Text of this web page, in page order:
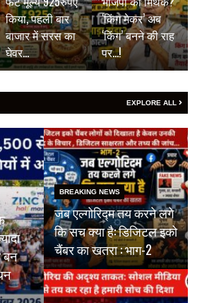
किया, पहली बार
बाजार में सरस का
घेवर…
‘किंग मेकर’ अब
‘किंग’ बनने की राह
पर…!
EXPLORE ALL
बन
BREAKING NEWS
जब एल्गोरिद्म तय करने लगे
कि सच क्या है: डिजिटल इको
चैंबर का खतरा : भाग-2